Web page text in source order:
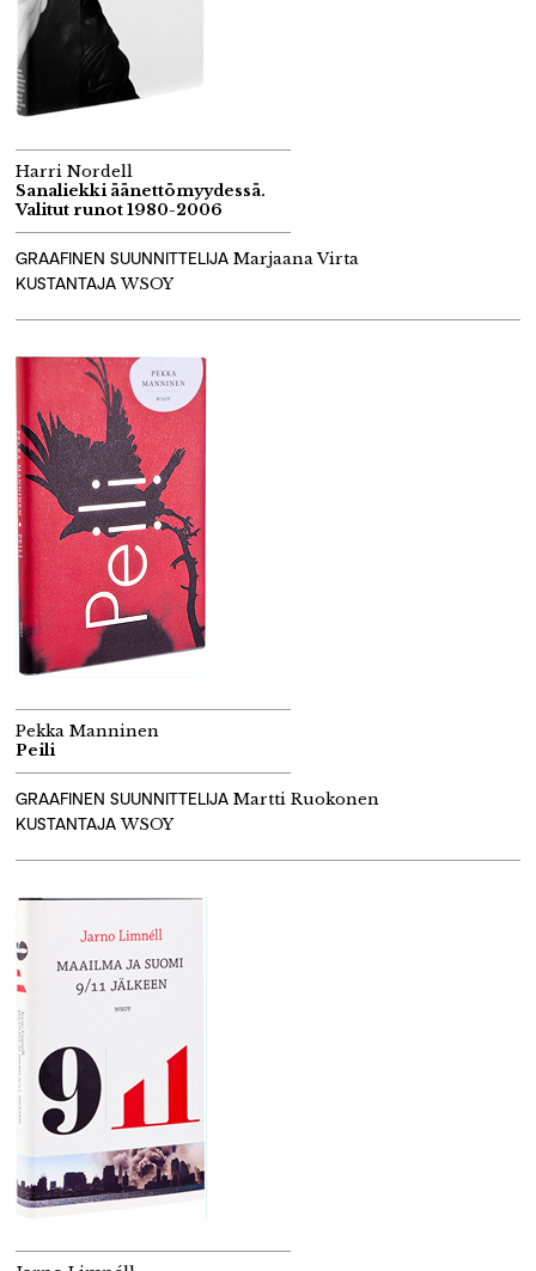
Harri Nordell
Sanaliekki äänettömyydessä.
Valitut runot 1980-2006
GRAAFINEN SUUNNITTELIJA Marjaana Virta
KUSTANTAJAWSOY
Pekka Manninen
Peili
GRAAFINEN SUUNNITTELIJA Martti Ruokonen
KUSTANTAJAWSOY